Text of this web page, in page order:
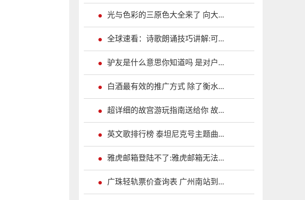
光与色彩的三原色大全来了 向大...
全球速看：诗歌朗诵技巧讲解:可...
驴友是什么意思你知道吗 是对户...
白酒最有效的推广方式 除了衡水...
超详细的故宫游玩指南送给你 故...
英文歌排行榜 泰坦尼克号主题曲...
雅虎邮箱登陆不了:雅虎邮箱无法...
广珠轻轨票价查询表 广州南站到...